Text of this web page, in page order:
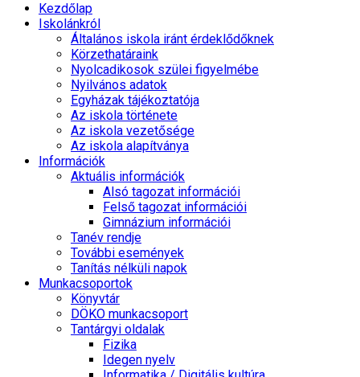
Kezdőlap
Iskolánkról
Általános iskola iránt érdeklődőknek
Körzethatáraink
Nyolcadikosok szülei figyelmébe
Nyilvános adatok
Egyházak tájékoztatója
Az iskola története
Az iskola vezetősége
Az iskola alapítványa
Információk
Aktuális információk
Alsó tagozat információi
Felső tagozat információi
Gimnázium információi
Tanév rendje
További események
Tanítás nélküli napok
Munkacsoportok
Könyvtár
DÖKO munkacsoport
Tantárgyi oldalak
Fizika
Idegen nyelv